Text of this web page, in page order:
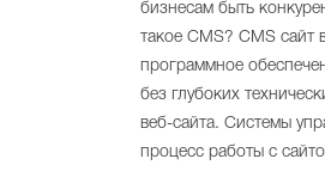
бизнесам быть
такое CMS? CMS сайт
программное
без глубоких
веб-сайта. Системы
процесс работы с